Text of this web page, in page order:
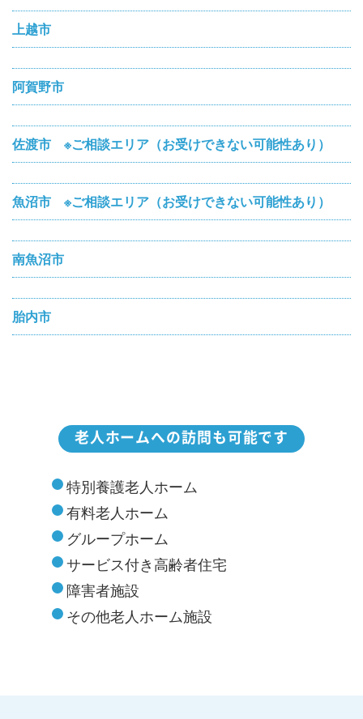
上越市
阿賀野市
佐渡市 ※ご相談エリア（お受けできない可能性あり）
魚沼市 ※ご相談エリア（お受けできない可能性あり）
南魚沼市
胎内市
老人ホームへの訪問も可能です
特別養護老人ホーム
有料老人ホーム
グループホーム
サービス付き高齢者住宅
障害者施設
その他老人ホーム施設